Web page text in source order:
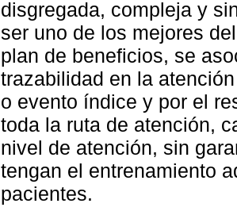
disgregada, compleja y
ser uno de los mejores
plan de beneficios, se
trazabilidad en la
o evento índice y por el
toda la ruta de atención,
nivel de atención, sin
tengan el entrenamiento
pacientes.